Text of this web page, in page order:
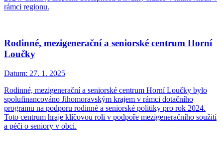
rámci regionu.
Rodinné, mezigenerační a seniorské centrum Horní
Loučky
Datum: 27. 1. 2025
Rodinné, mezigenerační a seniorské centrum Horní Loučky bylo
spolufinancováno Jihomoravským krajem v rámci dotačního
programu na podporu rodinné a seniorské politiky pro rok 2024.
Toto centrum hraje klíčovou roli v podpoře mezigeneračního soužití
a péči o seniory v obci.